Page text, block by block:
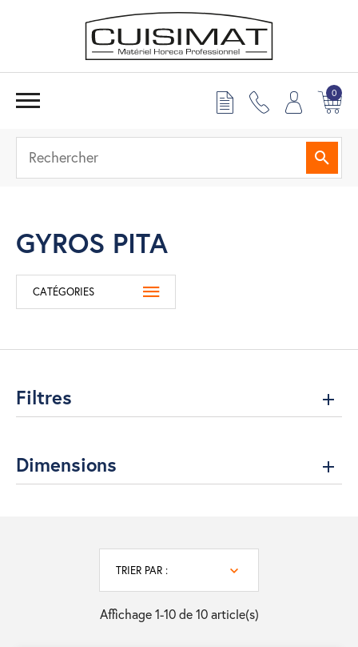
0
GYROS PITA
CATÉGORIES
Filtres
Dimensions
TRIER PAR :
Affichage 1-10 de 10 article(s)